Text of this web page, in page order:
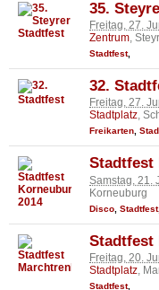
35.
Freitag, 27.
Zentrum, Steyr
Stadtfest,
32.
Freitag, 27.
Stadtplatz,
Freikarten,
Stadtfest
Samstag, 21.
Korneuburg
Disco Stadtfest,
Stadtfest
Freitag, 20.
Stadtplatz,
Stadtfest,